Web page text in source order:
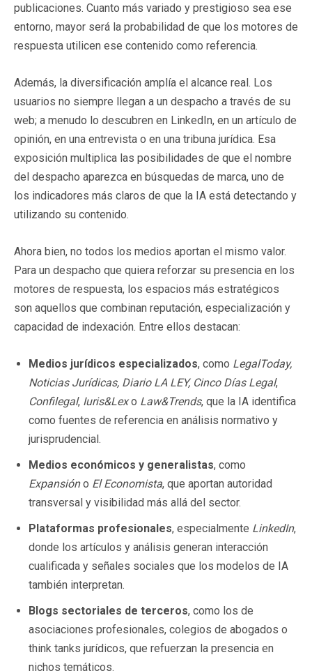
publicaciones. Cuanto más variado y prestigioso sea ese
entorno, mayor será la probabilidad de que los motores de
respuesta utilicen ese contenido como referencia.
Además, la diversificación amplía el alcance real. Los
usuarios no siempre llegan a un despacho a través de su
web; a menudo lo descubren en LinkedIn, en un artículo de
opinión, en una entrevista o en una tribuna jurídica. Esa
exposición multiplica las posibilidades de que el nombre
del despacho aparezca en búsquedas de marca, uno de
los indicadores más claros de que la IA está detectando y
utilizando su contenido.
Ahora bien, no todos los medios aportan el mismo valor.
Para un despacho que quiera reforzar su presencia en los
motores de respuesta, los espacios más estratégicos
son aquellos que combinan reputación, especialización y
capacidad de indexación. Entre ellos destacan:
Medios jurídicos especializados, como LegalToday,
Noticias Jurídicas, Diario LA LEY, Cinco Días Legal,
Confilegal, Iuris&Lexo Law&Trends, que la IA identifica
como fuentes de referencia en análisis normativo y
jurisprudencial.
Medios económicos y generalistas, como
Expansióno El Economista, que aportan autoridad
transversal y visibilidad más allá del sector.
Plataformas profesionales, especialmente LinkedIn,
donde los artículos y análisis generan interacción
cualificada y señales sociales que los modelos de IA
también interpretan.
Blogs sectoriales de terceros, como los de
asociaciones profesionales, colegios de abogados o
think tanks jurídicos, que refuerzan la presencia en
nichos temáticos.